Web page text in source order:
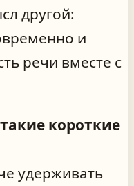
другой:
и
речи вместе с
короткие
удерживать